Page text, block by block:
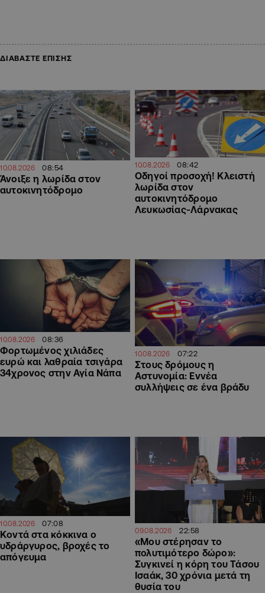
ΔΙΑΒΑΣΤΕ ΕΠΙΣΗΣ
10.08.2026 08:54
Άνοιξε η λωρίδα στον
αυτοκινητόδρομο
10.08.2026 08:42
Οδηγοί προσοχή! Κλειστή
λωρίδα στον
αυτοκινητόδρομο
Λευκωσίας-Λάρνακας
10.08.2026 08:36
Φορτωμένος χιλιάδες
ευρώ και λαθραία τσιγάρα
34χρονος στην Αγία Νάπα
10.08.2026 07:22
Στους δρόμους η
Αστυνομία: Εννέα
συλλήψεις σε ένα βράδυ
10.08.2026 07:08
Κοντά στα κόκκινα ο
υδράργυρος, βροχές το
απόγευμα
09.08.2026 22:58
«Μου στέρησαν το
πολυτιμότερο δώρο»:
Συγκινεί η κόρη του Τάσου
Ισαάκ, 30 χρόνια μετά τη
θυσία του